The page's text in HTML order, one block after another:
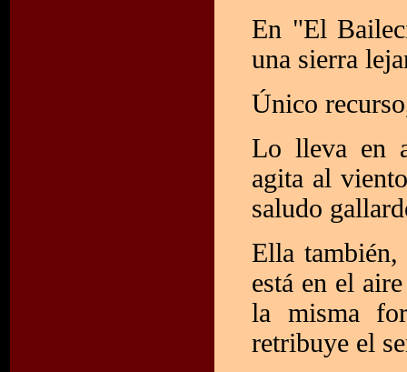
En "El
una sierra
Único
Lo lleva en
agita al
saludo
Ella
está en el
la misma
retribuye el